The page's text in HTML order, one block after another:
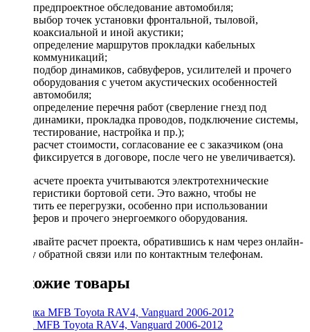
предпроектное обследование автомобиля;
выбор точек установки фронтальной, тыловой,
коаксиальной и иной акустики;
определение маршрутов прокладки кабельных
коммуникаций;
подбор динамиков, сабвуферов, усилителей и прочего
оборудования с учетом акустических особенностей
автомобиля;
определение перечня работ (сверление гнезд под
динамики, прокладка проводов, подключение системы,
тестирование, настройка и пр.);
расчет стоимости, согласование ее с заказчиком (она
фиксируется в договоре, после чего не увеличивается).
При расчете проекта учитываются электротехнические
характеристики бортовой сети. Это важно, чтобы не
допустить ее перегрузки, особенно при использовании
сабвуферов и прочего энергоемкого оборудования.
Заказывайте расчет проекта, обратившись к нам через онлайн-
форму обратной связи или по контактным телефонам.
Похожие товары
Рамка MFB Toyota RAV4, Vanguard 2006-2012